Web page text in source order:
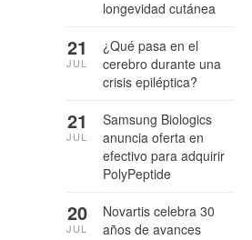
longevidad cutánea
¿Qué pasa en el
cerebro durante una
crisis epiléptica?
21
JUL
Samsung Biologics
anuncia oferta en
efectivo para adquirir
PolyPeptide
21
JUL
Novartis celebra 30
años de avances
20
JUL